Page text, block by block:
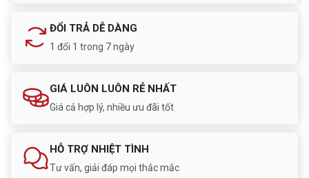
ĐỔI TRẢ DỄ DÀNG
1 đổi 1 trong 7 ngày
GIÁ LUÔN LUÔN RẺ NHẤT
Giá cả hợp lý, nhiều ưu đãi tốt
HỖ TRỢ NHIỆT TÌNH
Tư vấn, giải đáp mọi thắc mắc